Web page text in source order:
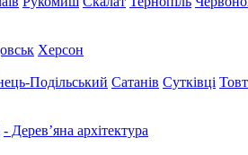
Херсон
Подільський Сатанів Сутківці
- Дерев’яна архітектура